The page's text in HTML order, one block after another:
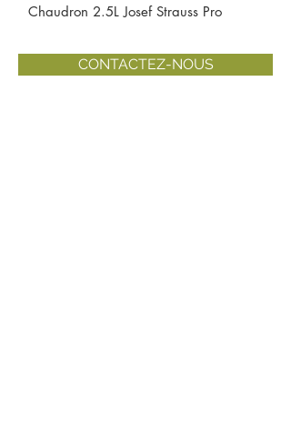
Chaudron 2.5L Josef Strauss Pro
CONTACTEZ-NOUS